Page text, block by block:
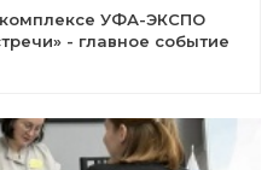
УФА-ЭКСПО
- главное событие